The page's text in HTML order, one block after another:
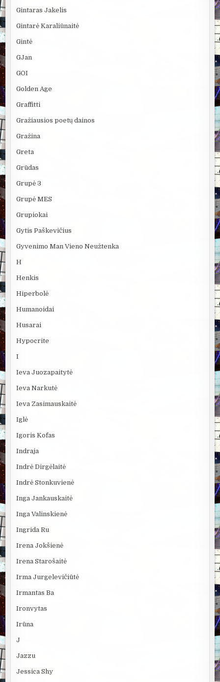
Gintaras Jakelis
Gintarė Karaliūnaitė
Gintė
GJan
GOI
Golden Age
Graffitti
Gražiausios poetų dainos
Gražina
Greta
Grūdas
Grupė 3
Grupė MES
Grupiokai
Gytis Paškevičius
Gyvenimo Man Vieno Neužtenka
H
Henkis
Hiperbolė
Humanoidai
Husarai
Hypocrite
I
Ieva Juozapaitytė
Ieva Narkutė
Ieva Zasimauskaitė
Iglė
Igoris Kofas
Indraja
Indrė Dirgėlaitė
Indrė Stonkuvienė
Inga Jankauskaitė
Inga Valinskienė
Ingrida Ru
Irena Jokšienė
Irena Starošaitė
Irma Jurgelevičiūtė
Irmantas Ba
Ironvytas
Irūna
J
Jazzu
Jessica Shy